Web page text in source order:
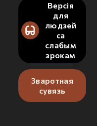
Версія
для
людзей
са
слабым
зрокам
Зваротная
сувязь